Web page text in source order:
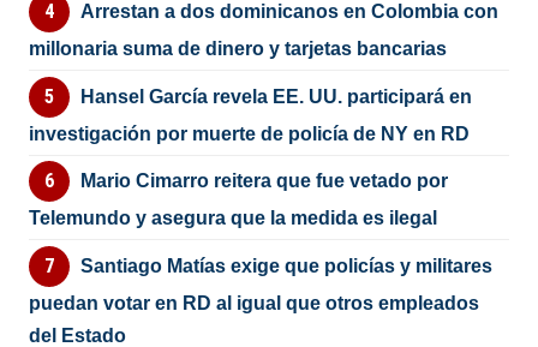
Arrestan a dos dominicanos en Colombia con
millonaria suma de dinero y tarjetas bancarias
Hansel García revela EE. UU. participará en
investigación por muerte de policía de NY en RD
Mario Cimarro reitera que fue vetado por
Telemundo y asegura que la medida es ilegal
Santiago Matías exige que policías y militares
puedan votar en RD al igual que otros empleados
del Estado